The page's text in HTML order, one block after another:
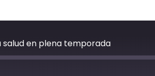
salud en plena temporada